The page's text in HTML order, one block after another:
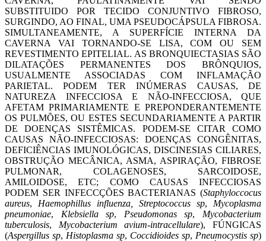
SUBSTITUIDO POR TECIDO CONJUNTIVO FIBROSO,
SURGINDO, AO FINAL, UMA PSEUDOCÁPSULA FIBROSA.
SIMULTANEAMENTE, A SUPERFÍCIE INTERNA DA
CAVERNA VAI TORNANDO-SE LISA, COM OU SEM
REVESTIMENTO EPITELIAL. AS BRONQUIECTASIAS SÃO
DILATAÇÕES PERMANENTES DOS BRÔNQUIOS,
USUALMENTE ASSOCIADAS COM INFLAMAÇÃO
PARIETAL. PODEM TER INÚMERAS CAUSAS, DE
NATUREZA INFECCIOSA E NÃO-INFECCIOSA, QUE
AFETAM PRIMARIAMENTE E PREPONDERANTEMENTE
OS PULMÕES, OU ESTES SECUNDARIAMENTE A PARTIR
DE DOENÇAS SISTÊMICAS. PODEM-SE CITAR COMO
CAUSAS NÃO-INFECCIOSAS: DOENÇAS CONGÊNITAS,
DEFICIÊNCIAS IMUNOLÓGICAS, DISCINESIAS CILIARES,
OBSTRUÇÃO MECÂNICA, ASMA, ASPIRAÇÃO, FIBROSE
PULMONAR, COLAGENOSES, SARCOIDOSE,
AMILOIDOSE, ETC; COMO CAUSAS INFECCIOSAS
PODEM SER INFECCÇÕES BACTERIANAS (Staphyloccocus
aureus, Haemophillus influenza, Streptococcus sp, Mycoplasma
pneumoniae, Klebsiella sp, Pseudomonas sp, Mycobacterium
tuberculosis, Mycobacterium avium-intracellulare), FÚNGICAS
(Aspergillus sp, Histoplasma sp, Coccidioides sp, Pneumocystis sp)